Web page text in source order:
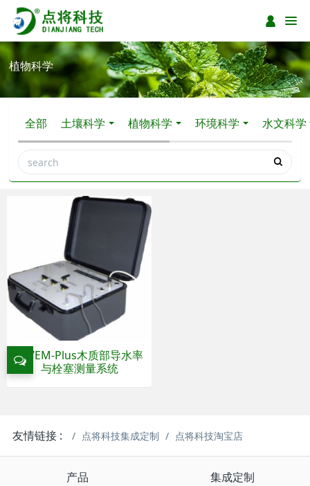
植物科学
全部 土壤科学 植物科学 环境科学 水文科学
XYL’EM-Plus木质部导水率
与栓塞测量系统
友情链接 : 点将科技集成定制 点将科技淘宝店
产品 集成定制